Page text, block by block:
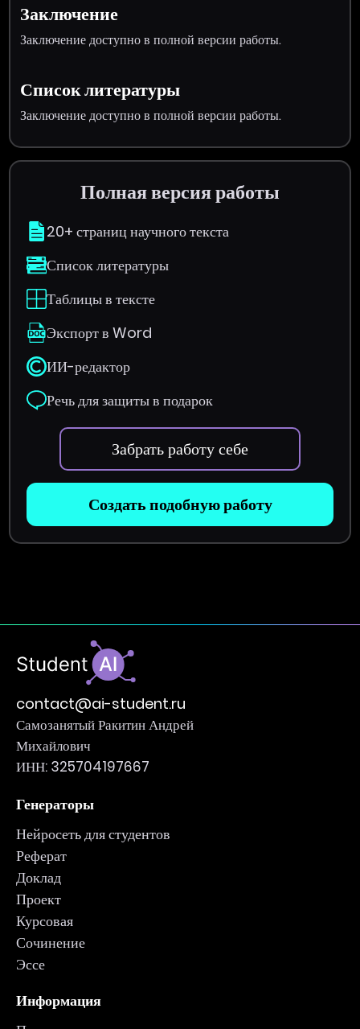
Заключение
Заключение доступно в полной версии работы.
Список литературы
Заключение доступно в полной версии работы.
Полная версия работы
20+ страниц научного текста
Список литературы
Таблицы в тексте
Экспорт в Word
ИИ-редактор
Речь для защиты в подарок
Забрать работу себе
Создать подобную работу
contact@ai-student.ru
Самозанятый Ракитин Андрей
Михайлович
ИНН: 325704197667
Генераторы
Нейросеть для студентов
Реферат
Доклад
Проект
Курсовая
Сочинение
Эссе
Информация